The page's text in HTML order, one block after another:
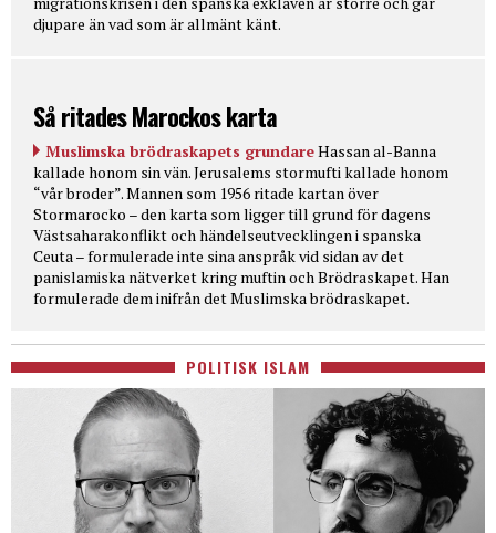
djupare än vad som är allmänt känt.
Så ritades Marockos karta
Muslimska brödraskapets grundareHassan al-Banna
kallade honom sin vän. Jerusalems stormufti kallade honom
“vår broder”. Mannen som 1956 ritade kartan över
Stormarocko – den karta som ligger till grund för dagens
Västsaharakonflikt och händelseutvecklingen i spanska
Ceuta – formulerade inte sina anspråk vid sidan av det
panislamiska nätverket kring muftin och Brödraskapet. Han
formulerade dem inifrån det Muslimska brödraskapet.
POLITISK ISLAM